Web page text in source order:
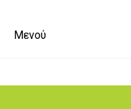
Μενού